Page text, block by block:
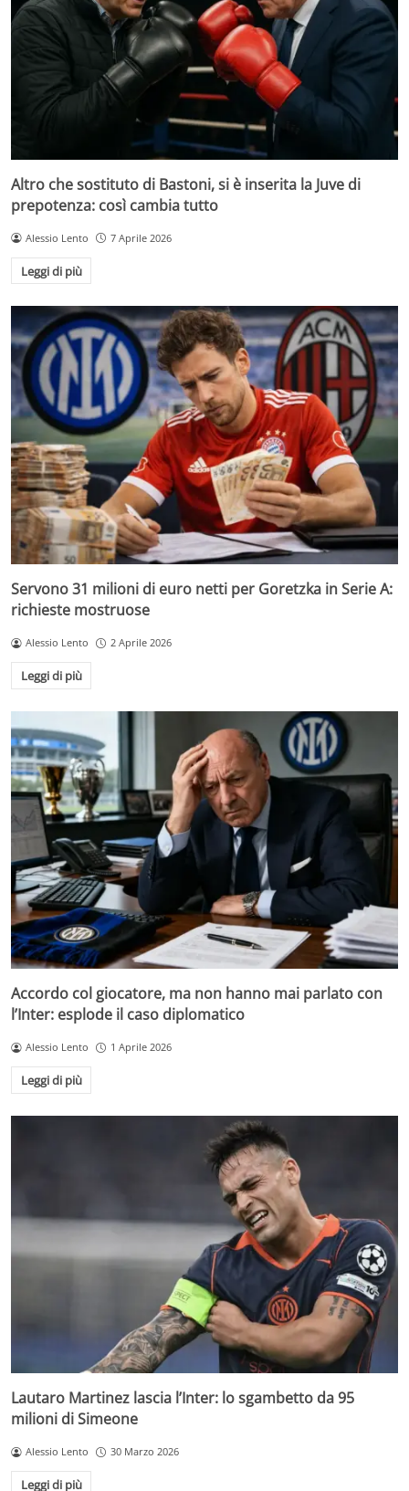
Altro che sostituto di Bastoni, si è inserita la Juve di
prepotenza: così cambia tutto
Alessio Lento 7 Aprile 2026
Leggi di più
Servono 31 milioni di euro netti per Goretzka in Serie A:
richieste mostruose
Alessio Lento 2 Aprile 2026
Leggi di più
Accordo col giocatore, ma non hanno mai parlato con
l’Inter: esplode il caso diplomatico
Alessio Lento 1 Aprile 2026
Leggi di più
Lautaro Martinez lascia l’Inter: lo sgambetto da 95
milioni di Simeone
Alessio Lento 30 Marzo 2026
Leggi di più